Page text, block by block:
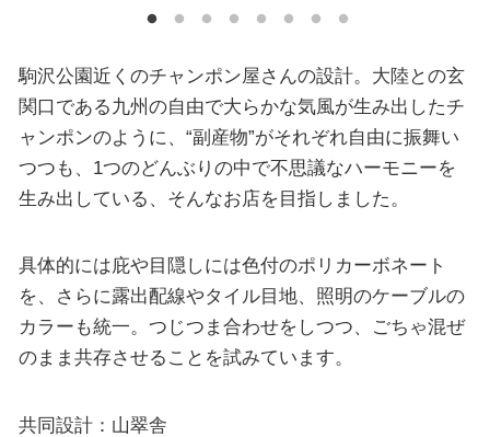
駒沢公園近くのチャンポン屋さんの設計。大陸との玄
関口である九州の自由で大らかな気風が生み出したチ
ャンポンのように、“副産物”がそれぞれ自由に振舞い
つつも、1つのどんぶりの中で不思議なハーモニーを
生み出している、そんなお店を目指しました。
具体的には庇や目隠しには色付のポリカーボネート
を、さらに露出配線やタイル目地、照明のケーブルの
カラーも統一。つじつま合わせをしつつ、ごちゃ混ぜ
のまま共存させることを試みています。
共同設計：山翠舎